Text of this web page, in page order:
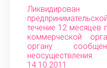
Ликвидирован
течение 12 месяцев
коммерческой
органу
неосуществления
14.10.2011